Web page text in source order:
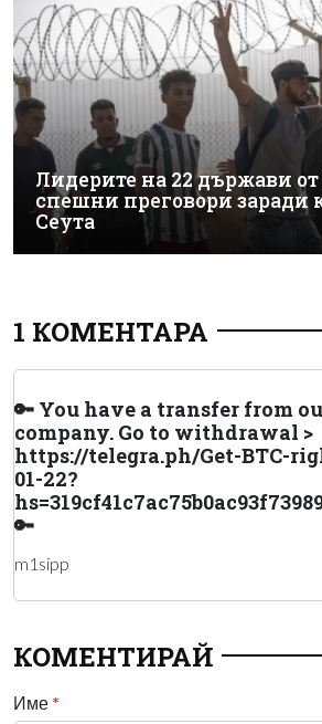
Лидерите на 22 държави
спешни преговори заради
Сеута
1 КОМЕНТАРА
🔑 You have a transfer from
company. Gо tо withdrаwаl >
https://telegra.ph/Get-BTC-
01-22?
🔑
m1sipp
КОМЕНТИРАЙ
Име *